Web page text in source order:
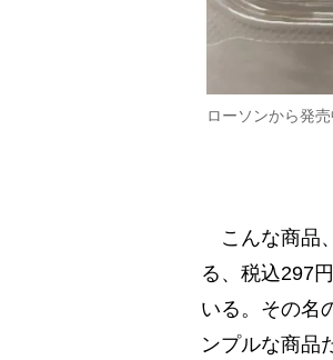
ローソンから発
こんな商品
る、税込297
いる。その名
ンプルな商品